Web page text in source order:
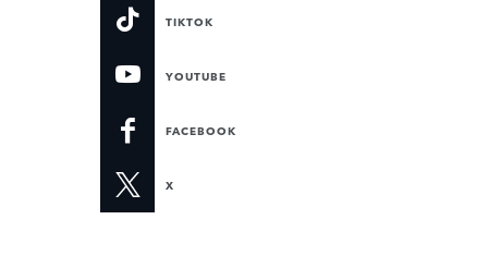
TIKTOK
YOUTUBE
FACEBOOK
X